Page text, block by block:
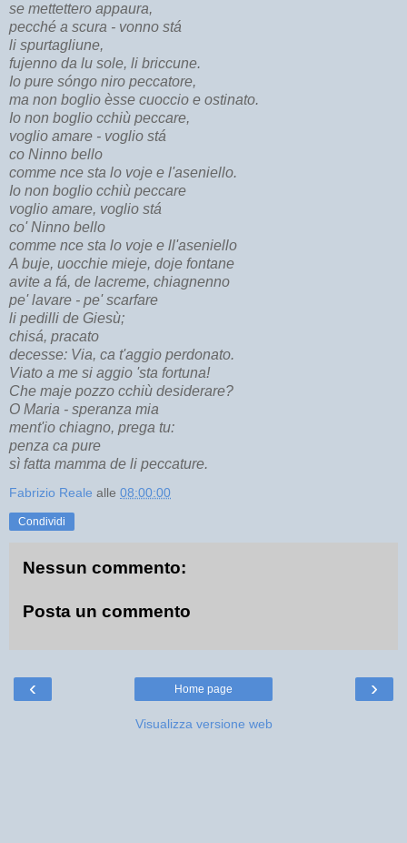
se mettettero appaura,
pecché a scura - vonno stá
li spurtagliune,
fujenno da lu sole, li briccune.
Io pure sóngo niro peccatore,
ma non boglio èsse cuoccio e ostinato.
Io non boglio cchiù peccare,
voglio amare - voglio stá
co Ninno bello
comme nce sta lo voje e l'aseniello.
Io non boglio cchiù peccare
voglio amare, voglio stá
co' Ninno bello
comme nce sta lo voje e ll'aseniello
A buje, uocchie mieje, doje fontane
avite a fá, de lacreme, chiagnenno
pe' lavare - pe' scarfare
li pedilli de Giesù;
chisá, pracato
decesse: Via, ca t'aggio perdonato.
Viato a me si aggio 'sta fortuna!
Che maje pozzo cchiù desiderare?
O Maria - speranza mia
ment'io chiagno, prega tu:
penza ca pure
sì fatta mamma de li peccature.
Fabrizio Reale alle 08:00:00
Condividi
Nessun commento:
Posta un commento
‹ ›
Home page
Visualizza versione web